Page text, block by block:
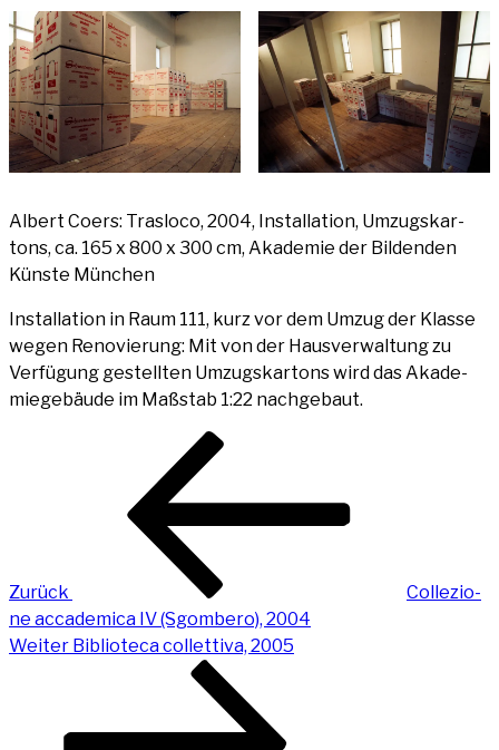
Albert Coers: Tras­lo­co, 2004, Instal­la­ti­on, Umzugs­kar­
tons, ca. 165 x 800 x 300 cm, Aka­de­mie der Bil­den­den
Küns­te München
Instal­la­ti­on in Raum 111, kurz vor dem Umzug der Klas­se
wegen Reno­vie­rung: Mit von der Haus­ver­wal­tung zu
Ver­fü­gung gestell­ten Umzugs­kar­tons wird das Aka­de­
mie­ge­bäu­de im Maß­stab 1:22 nachgebaut.
Beitragsnavigation
Zurück
Col­le­zio­
ne acca­de­mi­ca IV (Sgom­be­ro), 2004
Nächster
Weiter Biblio­te­ca col­let­ti­va, 2005